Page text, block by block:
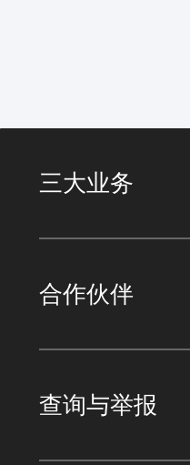
三大业务
合作伙伴
查询与举报